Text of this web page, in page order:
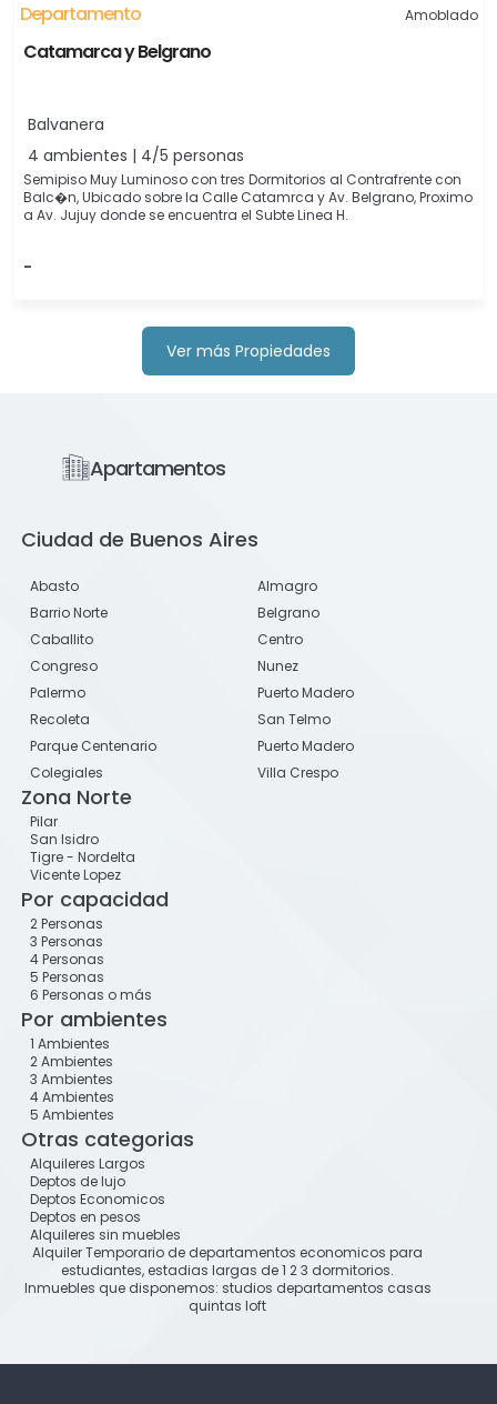
Departamento Amoblado
Catamarca y Belgrano
Balvanera
4 ambientes | 4/5 personas
Semipiso Muy Luminoso con tres Dormitorios al Contrafrente con
Balc�n, Ubicado sobre la Calle Catamrca y Av. Belgrano, Proximo
a Av. Jujuy donde se encuentra el Subte Linea H.
-
Ver más Propiedades
Apartamentos
Ciudad de Buenos Aires
Abasto
Almagro
Barrio Norte
Belgrano
Caballito
Centro
Congreso
Nunez
Palermo
Puerto Madero
Recoleta
San Telmo
Parque Centenario
Puerto Madero
Colegiales
Villa Crespo
Zona Norte
Pilar
San Isidro
Tigre - Nordelta
Vicente Lopez
Por capacidad
2 Personas
3 Personas
4 Personas
5 Personas
6 Personas o más
Por ambientes
1 Ambientes
2 Ambientes
3 Ambientes
4 Ambientes
5 Ambientes
Otras categorias
Alquileres Largos
Deptos de lujo
Deptos Economicos
Deptos en pesos
Alquileres sin muebles
Alquiler Temporario de departamentos economicos para
estudiantes, estadias largas de 1 2 3 dormitorios.
Inmuebles que disponemos: studios departamentos casas
quintas loft